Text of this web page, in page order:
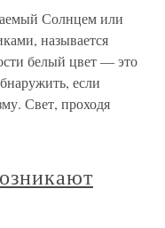
Солнцем или
называется
белый цвет — это
если
Свет, проходя